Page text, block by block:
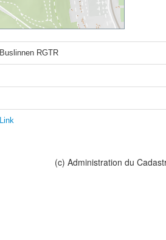
Buslinnen RGTR
Link
(c) Administration du